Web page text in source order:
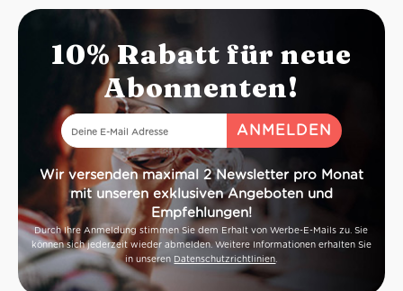
10% Rabatt für neue
Abonnenten!
Wir versenden maximal 2 Newsletter pro Monat
mit unseren exklusiven Angeboten und
Empfehlungen!
Durch Ihre Anmeldung stimmen Sie dem Erhalt von Werbe-E-Mails zu. Sie
können sich jederzeit wieder abmelden. Weitere Informationen erhalten Sie
in unseren Datenschutzrichtlinien.